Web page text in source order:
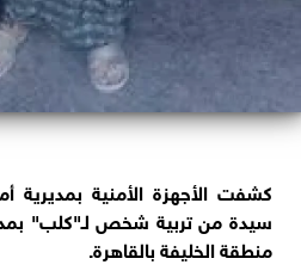
كشفت الأجهزة الأمنية بمديرية
سيدة من تربية شخص لـ"كلب"
منطقة الخليفة بالقاهرة.